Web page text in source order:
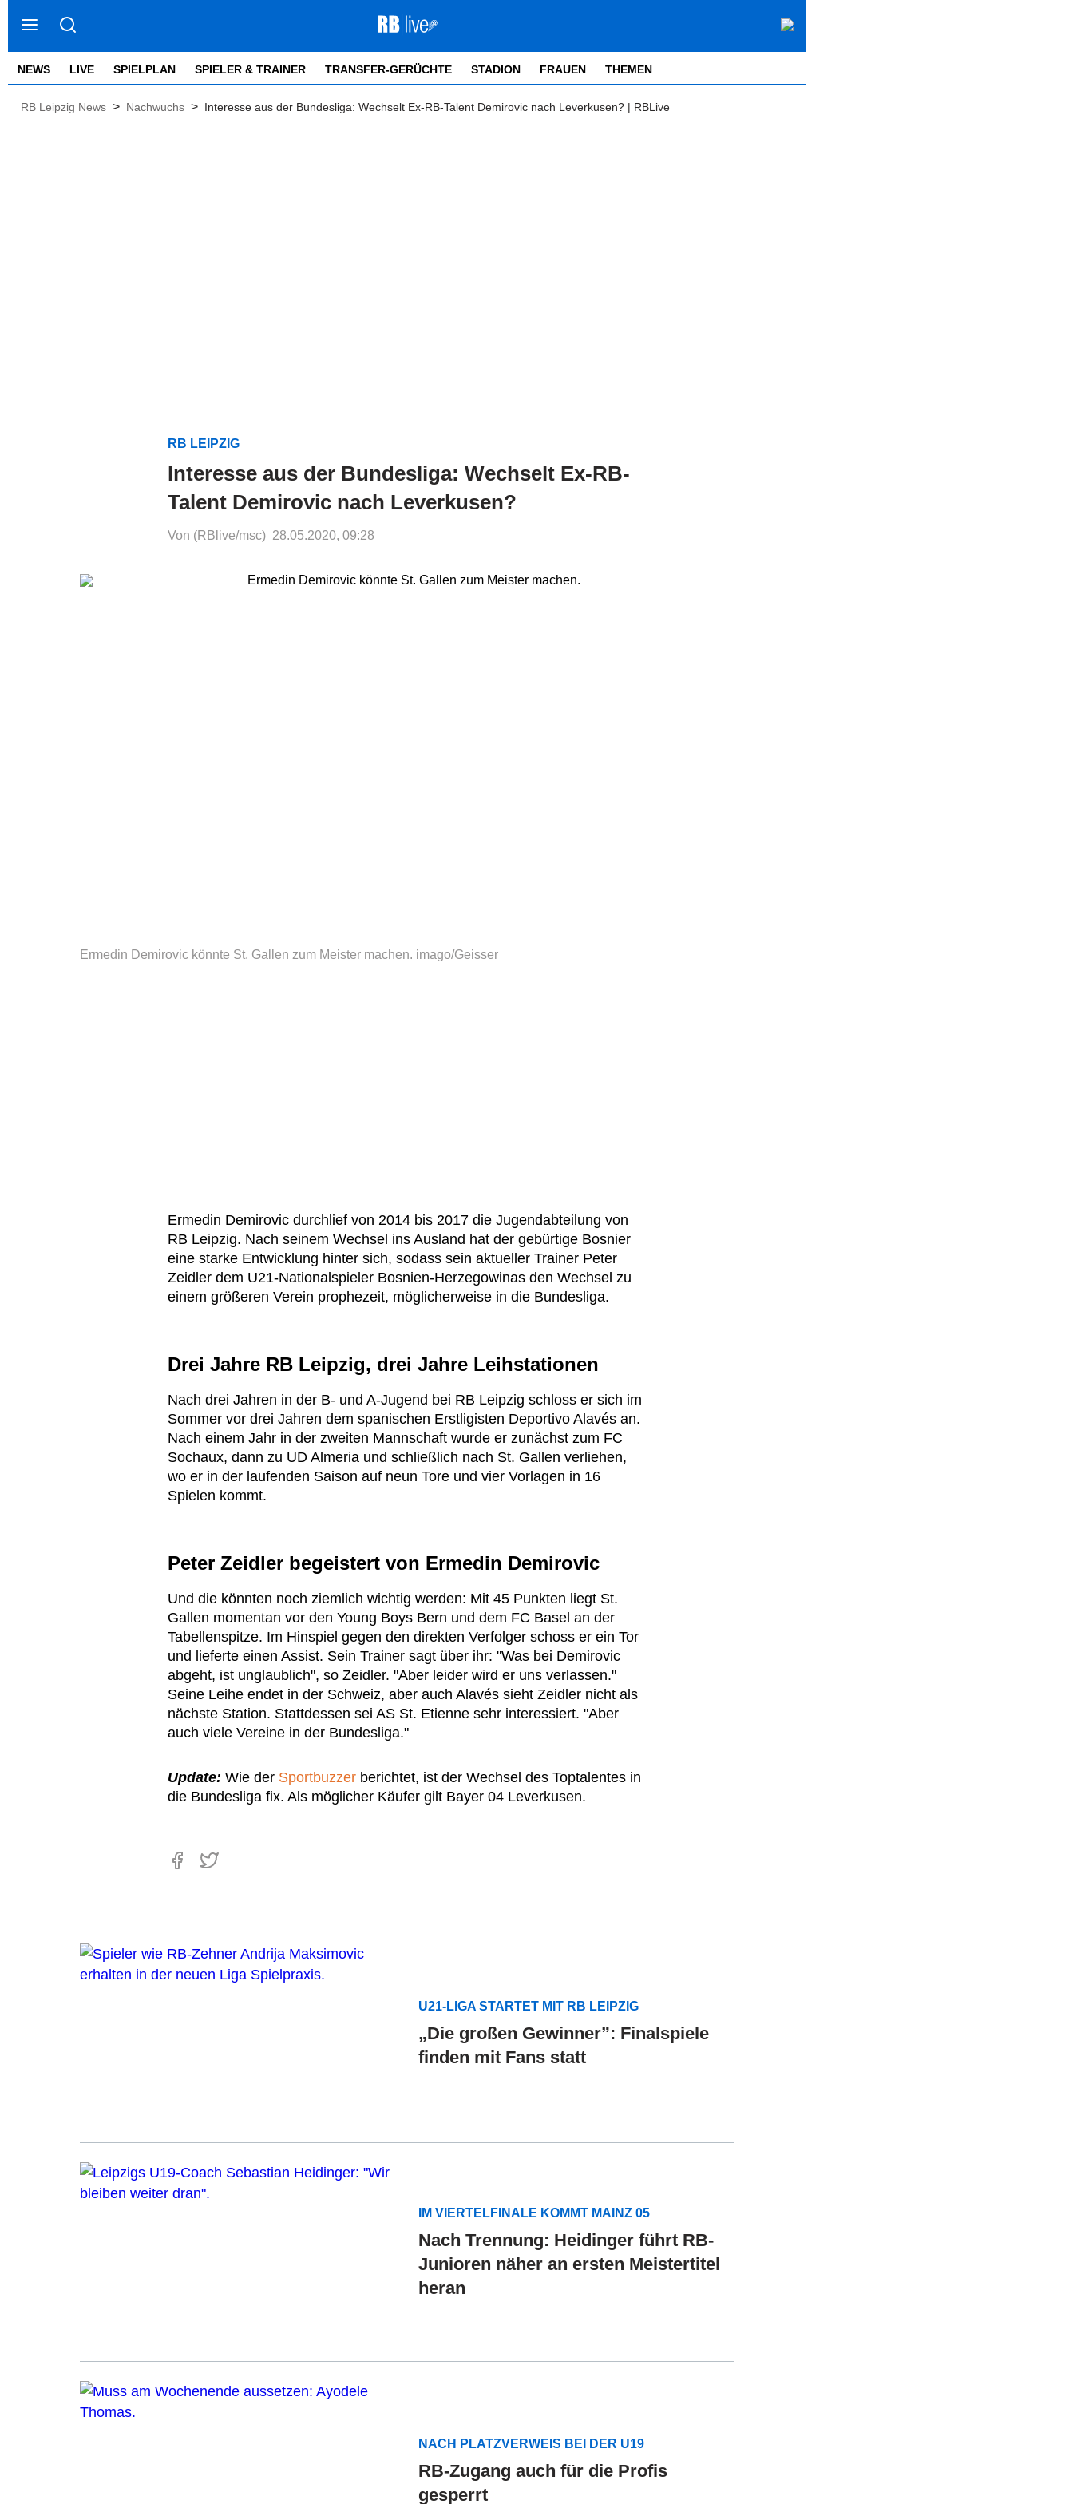
NEWS LIVE SPIELPLAN SPIELER & TRAINER TRANSFER-GERÜCHTE STADION FRAUEN THEMEN
RB Leipzig News > Nachwuchs > Interesse aus der Bundesliga: Wechselt Ex-RB-Talent Demirovic nach Leverkusen? | RBLive
RB LEIPZIG
Interesse aus der Bundesliga: Wechselt Ex-RB-
Talent Demirovic nach Leverkusen?
Von (RBlive/msc) 28.05.2020, 09:28
Ermedin Demirovic könnte St. Gallen zum Meister machen. imago/Geisser
Ermedin Demirovic durchlief von 2014 bis 2017 die Jugendabteilung von
RB Leipzig. Nach seinem Wechsel ins Ausland hat der gebürtige Bosnier
eine starke Entwicklung hinter sich, sodass sein aktueller Trainer Peter
Zeidler dem U21-Nationalspieler Bosnien-Herzegowinas den Wechsel zu
einem größeren Verein prophezeit, möglicherweise in die Bundesliga.
Drei Jahre RB Leipzig, drei Jahre Leihstationen
Nach drei Jahren in der B- und A-Jugend bei RB Leipzig schloss er sich im
Sommer vor drei Jahren dem spanischen Erstligisten Deportivo Alavés an.
Nach einem Jahr in der zweiten Mannschaft wurde er zunächst zum FC
Sochaux, dann zu UD Almeria und schließlich nach St. Gallen verliehen,
wo er in der laufenden Saison auf neun Tore und vier Vorlagen in 16
Spielen kommt.
Peter Zeidler begeistert von Ermedin Demirovic
Und die könnten noch ziemlich wichtig werden: Mit 45 Punkten liegt St.
Gallen momentan vor den Young Boys Bern und dem FC Basel an der
Tabellenspitze. Im Hinspiel gegen den direkten Verfolger schoss er ein Tor
und lieferte einen Assist. Sein Trainer sagt über ihr: "Was bei Demirovic
abgeht, ist unglaublich", so Zeidler. "Aber leider wird er uns verlassen."
Seine Leihe endet in der Schweiz, aber auch Alavés sieht Zeidler nicht als
nächste Station. Stattdessen sei AS St. Etienne sehr interessiert. "Aber
auch viele Vereine in der Bundesliga."
Update: Wie der Sportbuzzer berichtet, ist der Wechsel des Toptalentes in
die Bundesliga fix. Als möglicher Käufer gilt Bayer 04 Leverkusen.
U21-LIGA STARTET MIT RB LEIPZIG
„Die großen Gewinner”: Finalspiele
finden mit Fans statt
IM VIERTELFINALE KOMMT MAINZ 05
Nach Trennung: Heidinger führt RB-
Junioren näher an ersten Meistertitel
heran
NACH PLATZVERWEIS BEI DER U19
RB-Zugang auch für die Profis
gesperrt